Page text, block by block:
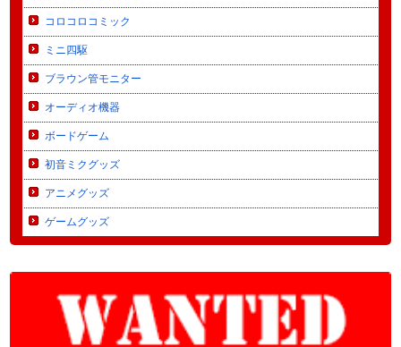
コロコロコミック
ミニ四駆
ブラウン管モニター
オーディオ機器
ボードゲーム
初音ミクグッズ
アニメグッズ
ゲームグッズ